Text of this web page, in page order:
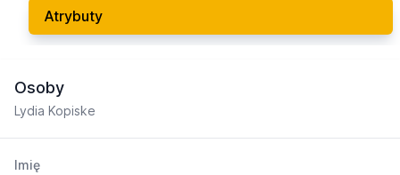
Atrybuty
Osoby
Lydia Kopiske
Imię